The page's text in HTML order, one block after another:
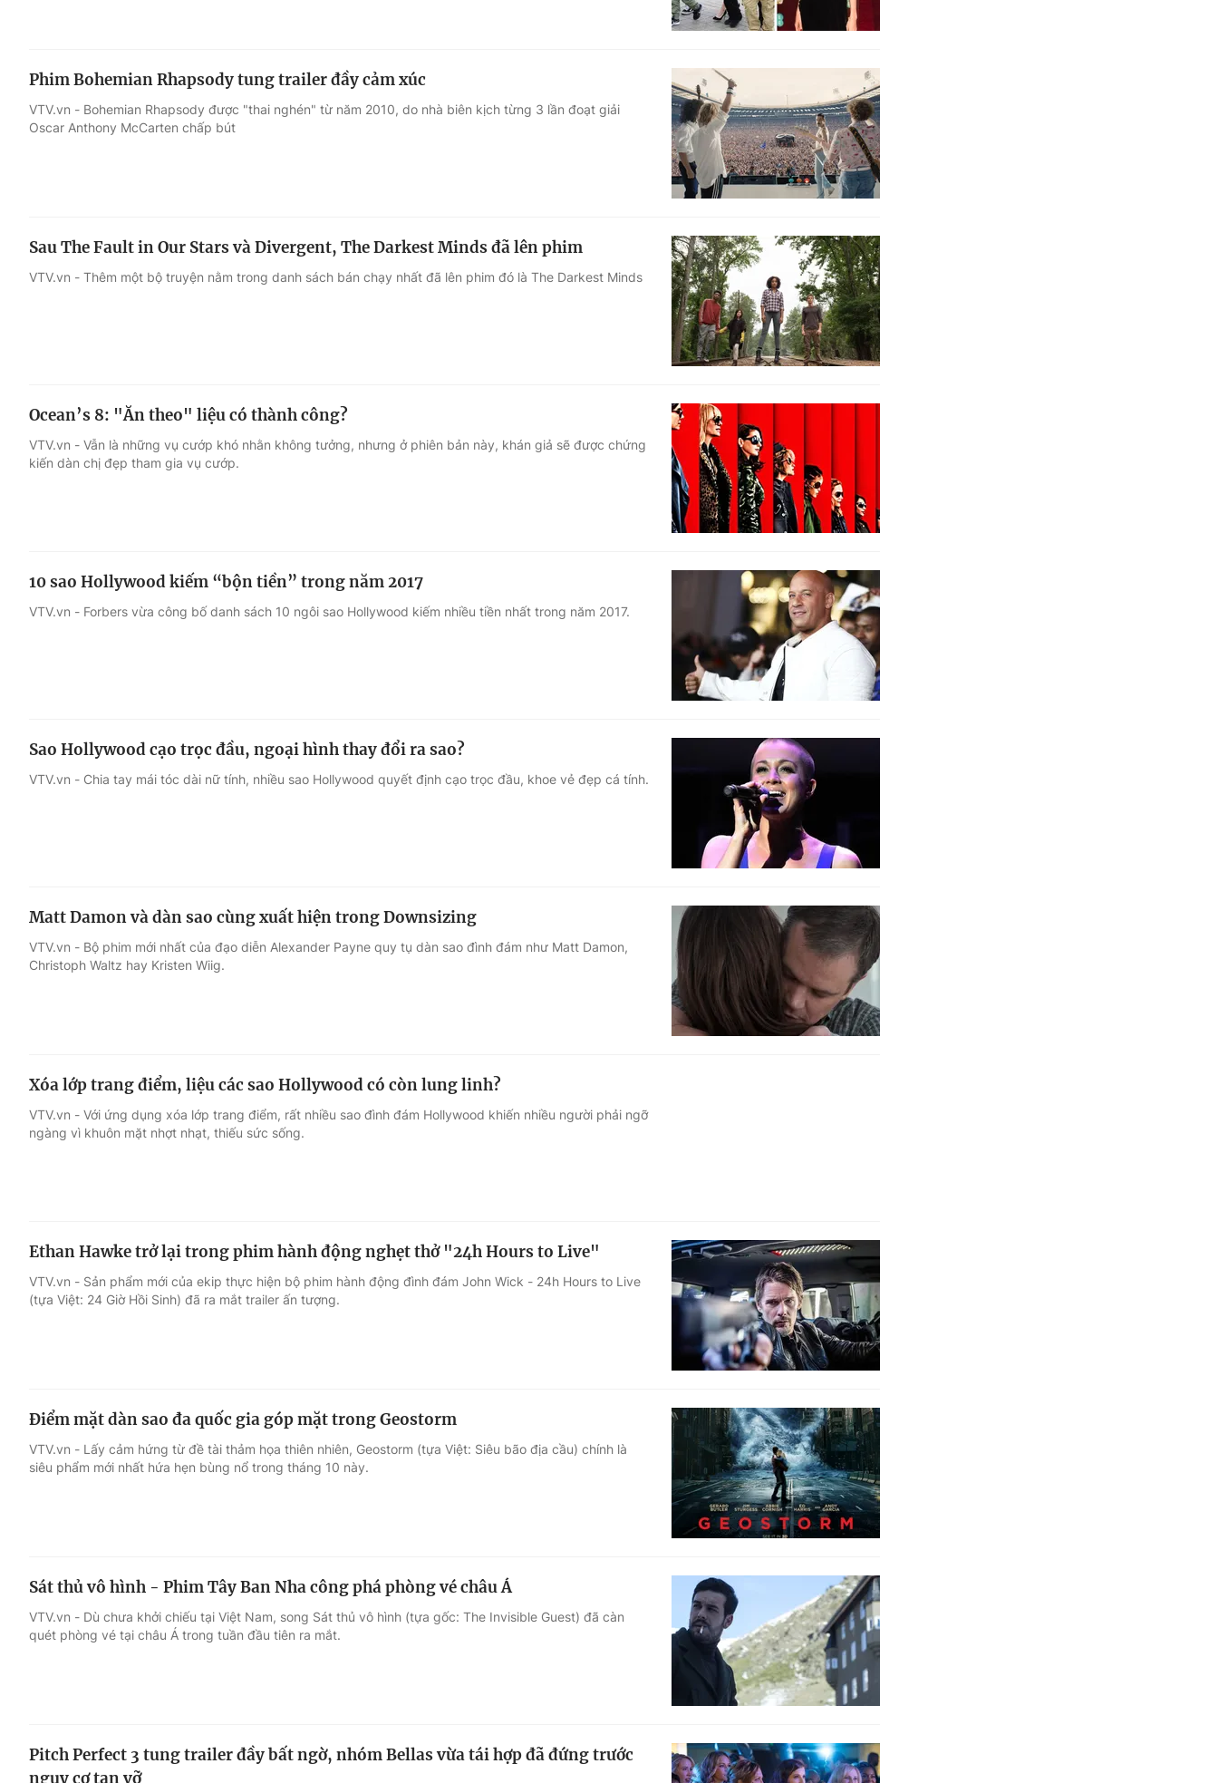
Phim Bohemian Rhapsody tung trailer đầy cảm xúc
VTV.vn - Bohemian Rhapsody được "thai nghén" từ năm 2010, do nhà biên kịch từng 3 lần đoạt giải
Oscar Anthony McCarten chấp bút
Sau The Fault in Our Stars và Divergent, The Darkest Minds đã lên phim
VTV.vn - Thêm một bộ truyện nằm trong danh sách bán chạy nhất đã lên phim đó là The Darkest Minds
Ocean’s 8: "Ăn theo" liệu có thành công?
VTV.vn - Vẫn là những vụ cướp khó nhằn không tưởng, nhưng ở phiên bản này, khán giả sẽ được chứng
kiến dàn chị đẹp tham gia vụ cướp.
10 sao Hollywood kiếm “bộn tiền” trong năm 2017
VTV.vn - Forbers vừa công bố danh sách 10 ngôi sao Hollywood kiếm nhiều tiền nhất trong năm 2017.
Sao Hollywood cạo trọc đầu, ngoại hình thay đổi ra sao?
VTV.vn - Chia tay mái tóc dài nữ tính, nhiều sao Hollywood quyết định cạo trọc đầu, khoe vẻ đẹp cá tính.
Matt Damon và dàn sao cùng xuất hiện trong Downsizing
VTV.vn - Bộ phim mới nhất của đạo diễn Alexander Payne quy tụ dàn sao đình đám như Matt Damon,
Christoph Waltz hay Kristen Wiig.
Xóa lớp trang điểm, liệu các sao Hollywood có còn lung linh?
VTV.vn - Với ứng dụng xóa lớp trang điểm, rất nhiều sao đình đám Hollywood khiến nhiều người phải ngỡ
ngàng vì khuôn mặt nhợt nhạt, thiếu sức sống.
Ethan Hawke trở lại trong phim hành động nghẹt thở "24h Hours to Live"
VTV.vn - Sản phẩm mới của ekip thực hiện bộ phim hành động đình đám John Wick - 24h Hours to Live
(tựa Việt: 24 Giờ Hồi Sinh) đã ra mắt trailer ấn tượng.
Điểm mặt dàn sao đa quốc gia góp mặt trong Geostorm
VTV.vn - Lấy cảm hứng từ đề tài thảm họa thiên nhiên, Geostorm (tựa Việt: Siêu bão địa cầu) chính là
siêu phẩm mới nhất hứa hẹn bùng nổ trong tháng 10 này.
Sát thủ vô hình - Phim Tây Ban Nha công phá phòng vé châu Á
VTV.vn - Dù chưa khởi chiếu tại Việt Nam, song Sát thủ vô hình (tựa gốc: The Invisible Guest) đã càn
quét phòng vé tại châu Á trong tuần đầu tiên ra mắt.
Pitch Perfect 3 tung trailer đầy bất ngờ, nhóm Bellas vừa tái hợp đã đứng trước
nguy cơ tan vỡ